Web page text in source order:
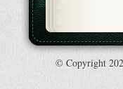
© Copyright